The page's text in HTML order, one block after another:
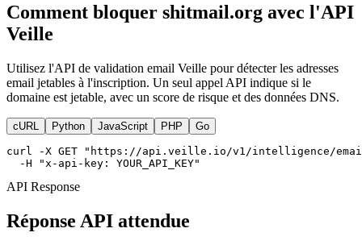
Comment bloquer shitmail.org avec l'API
Veille
Utilisez l'API de validation email Veille pour détecter les adresses
email jetables à l'inscription. Un seul appel API indique si le
domaine est jetable, avec un score de risque et des données DNS.
cURL Python JavaScript PHP Go
curl -X GET "https://api.veille.io/v1/intelligence/
  -H "x-api-key: YOUR_API_KEY"
API Response
Réponse API attendue